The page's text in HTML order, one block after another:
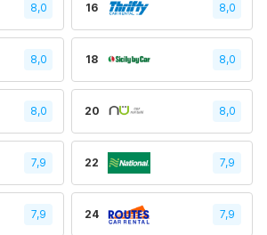
8,0 16 8,0
8,0 18 8,0
8,0 20 8,0
7,9 22 7,9
7,9 24 7,9